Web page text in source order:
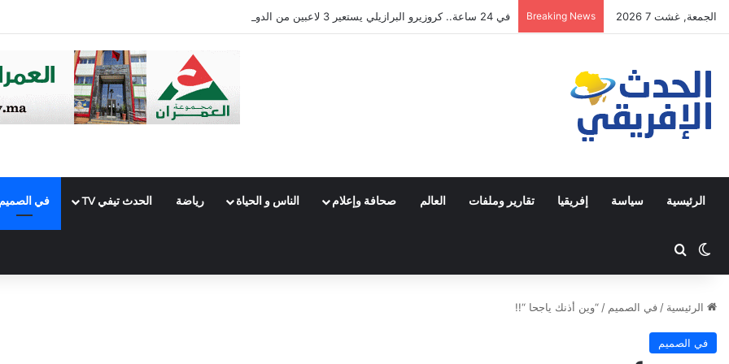
الجمعة, غشت 7 2026 Breaking News في 24 ساعة.. كروزيرو البرازيلي يستعير 3 لاعبين من الدوري السعودي في صفقة غير مسبوقة
الرئيسية سياسة إفريقيا تقارير وملفات العالم صحافة وإعلام الناس و الحياة رياضة الحدث تيفي TV في الصميم
Switch skin
ابحث عن
الرئيسية / في الصميم / “وين أذنك ياجحا “!!
في الصميم